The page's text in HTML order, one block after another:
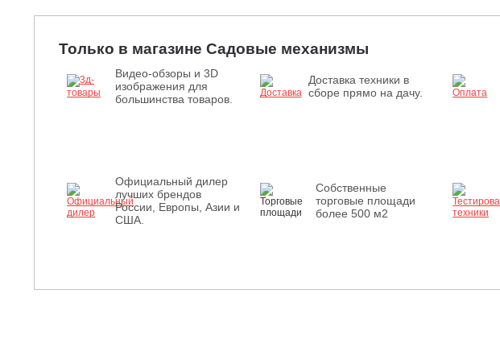
Только в магазине Садовые механизмы
Видео-обзоры и 3D
изображения для
большинства товаров.
Доставка техники в
сборе прямо на дачу.
Официальный дилер
лучших брендов
России, Европы, Азии и
США.
Собственные
торговые площади
более 500 м2